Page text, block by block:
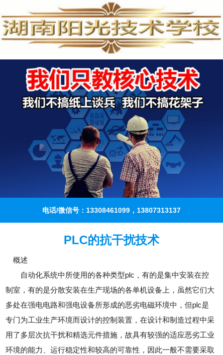
电话/微信号：13308461099，13807313137
PLC的抗干扰技术
概述
自动化系统中所使用的各种类型plc，有的是集中安装在控
制室，有的是分散安装在生产现场的各单机设备上，虽然它们大
多处在强电电路和强电设备所形成的恶劣电磁环境中，但plc是
专门为工业生产环境而设计的控制装置，在设计和制造过程中采
用了多层次抗干扰和精选元件措施，故具有较强的适应恶劣工业
环境的能力、运行稳定性和较高的可靠性，因此一般不需要采取